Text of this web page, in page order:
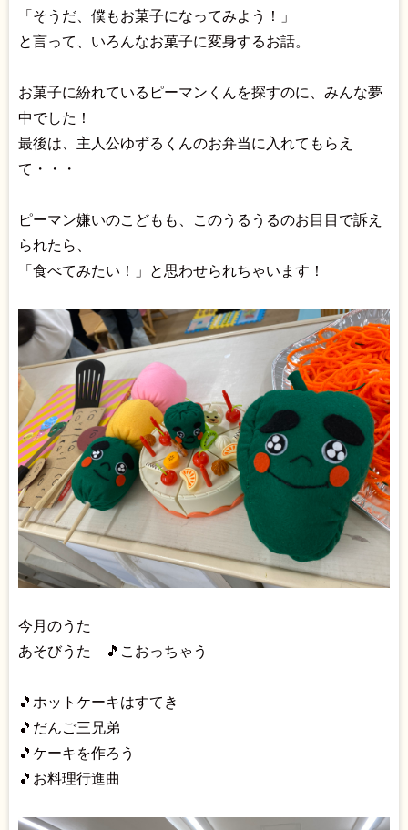
「そうだ、僕もお菓子になってみよう！」
と言って、いろんなお菓子に変身するお話。
お菓子に紛れているピーマンくんを探すのに、みんな夢
中でした！
最後は、主人公ゆずるくんのお弁当に入れてもらえ
て・・・
ピーマン嫌いのこどもも、このうるうるのお目目で訴え
られたら、
「食べてみたい！」と思わせられちゃいます！
今月のうた
あそびうた 🎵こおっちゃう
🎵ホットケーキはすてき
🎵だんご三兄弟
🎵ケーキを作ろう
🎵お料理行進曲